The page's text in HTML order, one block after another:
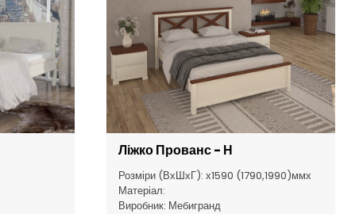
Ліжко Прованс - Н
Розміри (ВхШхГ): х1590 (1790,1990)ммх
Матеріал:
Виробник: Мебигранд